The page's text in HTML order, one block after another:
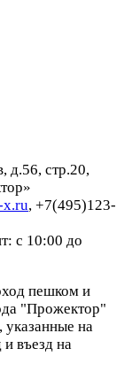
д.56, стр.20,
x.ru, +7(495)123-
с 10:00 до
пешком и
"Прожектор"
указанные на
въезд на